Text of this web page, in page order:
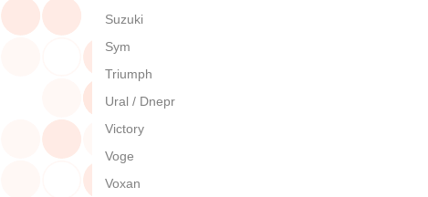
Suzuki
Sym
Triumph
Ural / Dnepr
Victory
Voge
Voxan